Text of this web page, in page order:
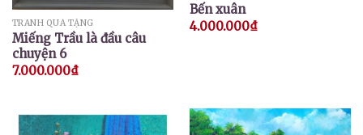
TRANH QUÀ TẶNG
Miếng Trầu là đầu câu
chuyện 6
7.000.000₫
Bến xuân
4.000.000₫